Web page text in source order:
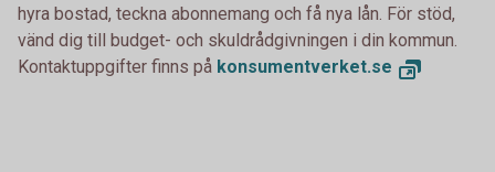
hyra bostad, teckna abonnemang och få nya lån. För stöd,
vänd dig till budget- och skuldrådgivningen i din kommun.
Kontaktuppgifter finns på konsumentverket.se